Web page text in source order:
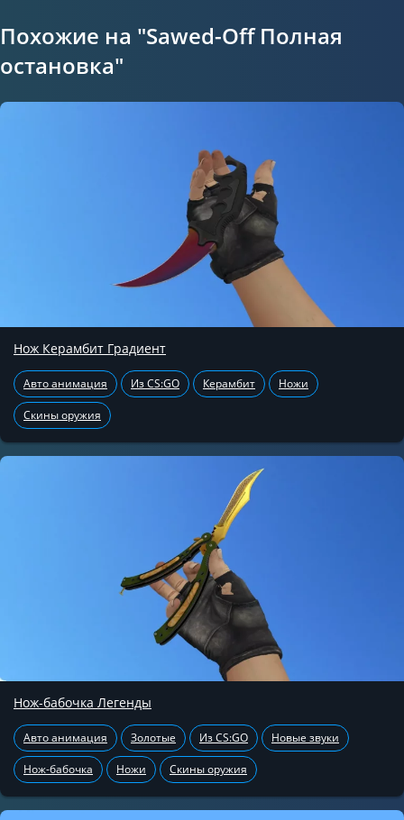
Похожие на "Sawed-Off Полная
остановка"
Нож Керамбит Градиент
Авто анимация Из CS:GO Керамбит Ножи
Скины оружия
Нож-бабочка Легенды
Авто анимация Золотые Из CS:GO Новые звуки
Нож-бабочка Ножи Скины оружия